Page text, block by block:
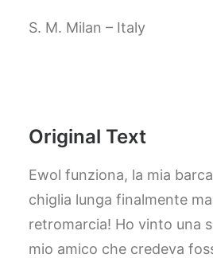
S. M. Milan – Italy
Original Text
Ewol funziona, la mia
chiglia lunga finalmente
retromarcia! Ho vinto una
mio amico che credeva